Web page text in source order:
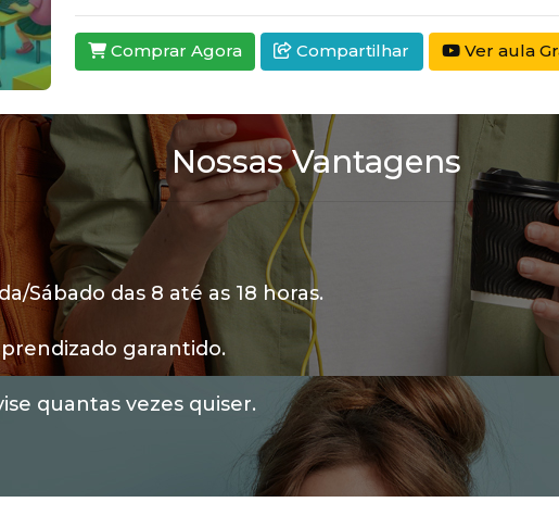
Comprar Agora Compartilhar Ver aula
Nossas Vantagens
Sábado das 8 até as 18 horas.
garantido.
quantas vezes quiser.